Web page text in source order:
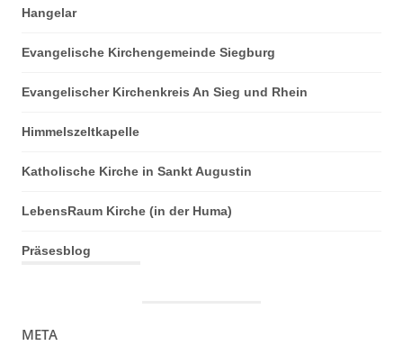
Hangelar
Evangelische Kirchengemeinde Siegburg
Evangelischer Kirchenkreis An Sieg und Rhein
Himmelszeltkapelle
Katholische Kirche in Sankt Augustin
LebensRaum Kirche (in der Huma)
Präsesblog
META